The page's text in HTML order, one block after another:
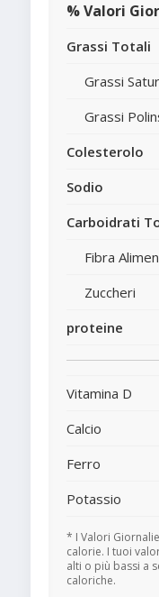
% Valori
Grassi Totali
Grassi
Grassi
Colesterolo
Sodio
Carboidrati
Fibra
Zuccheri
proteine
Vitamina D
Calcio
Ferro
Potassio
* I Valori
calorie. I tuoi
alti o più bassi a
caloriche.